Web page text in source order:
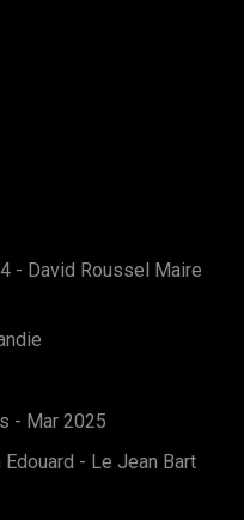
- David Roussel Maire
- Mar 2025
- Le Jean Bart